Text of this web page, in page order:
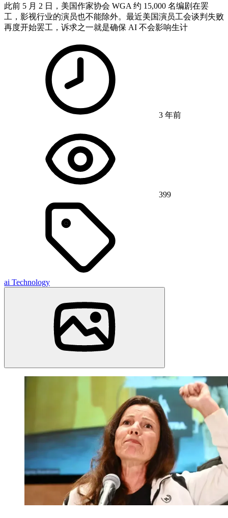
此前 5 月 2 日，美国作家协会 WGA 约 15,000 名编剧在罢
工，影视行业的演员也不能除外。最近美国演员工会谈判失败
再度开始罢工，诉求之一就是确保 AI 不会影响生计
3 年前
399
ai Technology